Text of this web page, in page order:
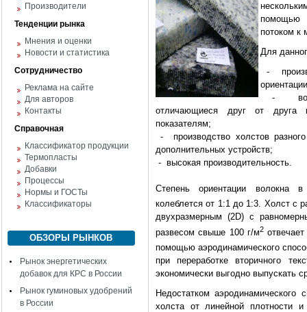
Производители
Тенденции рынка
Мнения и оценки
Новости и статистика
Сотрудничество
Реклама на сайте
Для авторов
Контакты
Справочная
Классификатор продукции
Термопласты
Добавки
Процессы
Нормы и ГОСТы
Классификаторы
ОБЗОРЫ РЫНКОВ
Рынок энергетических
добавок для КРС в России
Рынок гуминовых удобрений
в России
помощью
потоком к
Для
-
-
отличающиеся друг от друга
показателям;
- производство холстов
дополнительных устройств;
- высокая производительность.
Степень ориентации волокна
колеблется от 1:1 до 1:3. Холст с
двухразмерным (2D) с
развесом свыше 100 г/м2отвечает
помощью аэродинамического
при переработке вторичного
экономически выгодно выпускать
Недостатком аэродинамического
холста от линейной плотности